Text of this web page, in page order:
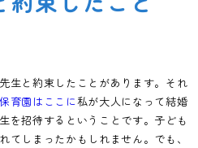
生と約束したことがあります。それ
育園はここに私が大人になって結婚
を招待するということです。子ども
てしまったかもしれません。でも、